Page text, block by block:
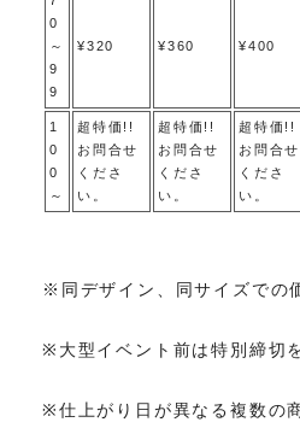
0
～
9
9
¥320 ¥360 ¥400
1
0
0
～
超特価!!
お問合せ
くださ
い。
超特価!!
お問合せ
くださ
い。
超特価!!
お問合せ
くださ
い。
※同デザイン、同サイズでの
※大型イベント前は特別締切
※仕上がり日が異なる複数の